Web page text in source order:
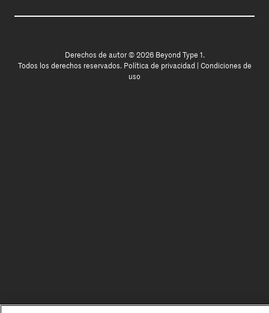
Derechos de autor © 2026 Beyond Type 1.
Todos los derechos reservados. Política de privacidad
Condiciones de
uso